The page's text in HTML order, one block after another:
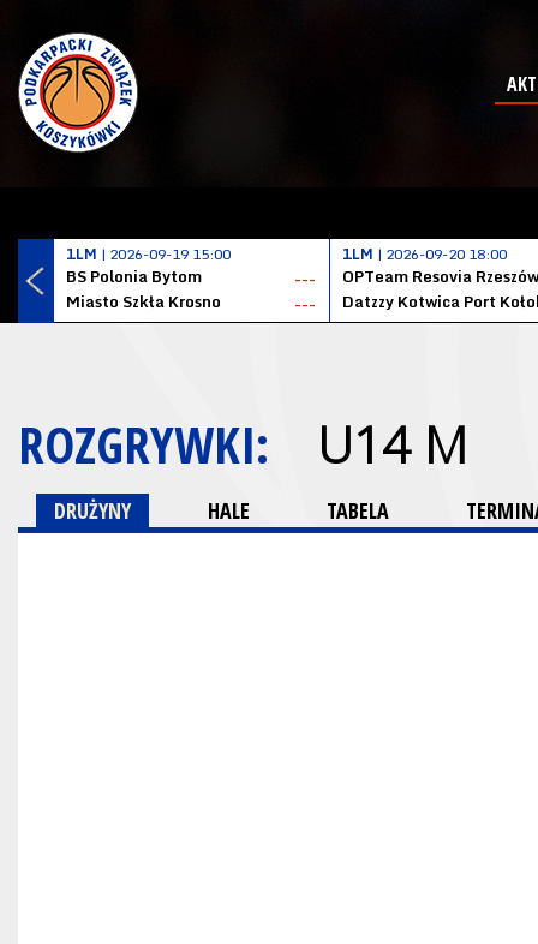
1LM | 2026-09-19 15:00
BS Polonia Bytom
---
Miasto Szkła Krosno
---
1LM | 2026-09-20 18:00
OPTeam Resovia Rzeszów
ROZGRYWKI: U14 M
DRUŻYNY HALE TABELA